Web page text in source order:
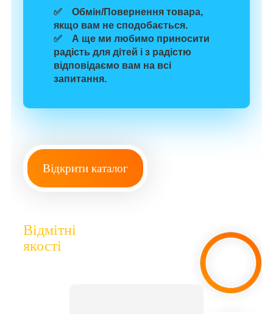
✅ Обмін/Повернення товара,
якщо вам не сподобається.
✅ А ще ми любимо приносити
радість для дітей і з радістю
відповідаємо вам на всі
запитання.
Відкрити каталог
Відмітні
якості